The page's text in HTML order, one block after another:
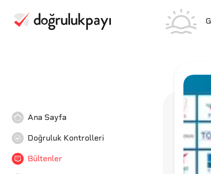
Ana Sayfa
Doğruluk Kontrolleri
Bültenler